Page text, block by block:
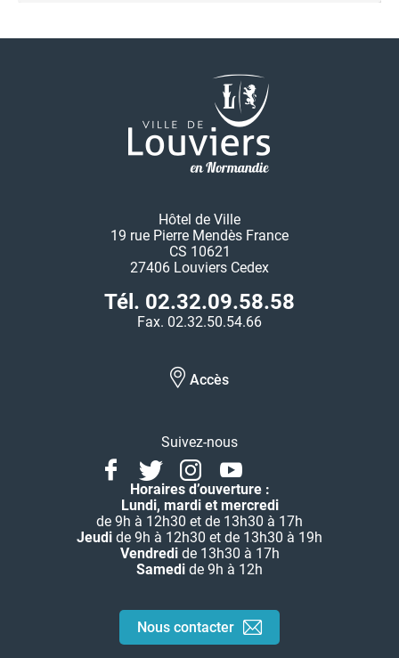
Hôtel de Ville
19 rue Pierre Mendès France
CS 10621
27406 Louviers Cedex
Tél. 02.32.09.58.58
Fax. 02.32.50.54.66
Accès
Suivez-nous
FacebookTwitterInstagramYoutube
Horaires d’ouverture :
Lundi, mardi et mercredi
de 9h à 12h30 et de 13h30 à 17h
Jeudi de 9h à 12h30 et de 13h30 à 19h
Vendredide 13h30 à 17h
Samedi de 9h à 12h
Nous contacter